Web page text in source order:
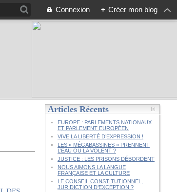
Connexion + Créer mon blog
Articles Récents
EUROPE : PARLEMENTS NATIONAUX
ET PARLEMENT EUROPÉEN
VIVE LA LIBERTÉ D’EXPRESSION !
LES « MÉGABASSINES » PRENNENT
L’EAU OU LA VOLENT ?
JUSTICE : LES PRISONS DÉBORDENT
NOUS AIMONS LA LANGUE
FRANÇAISE ET LA CULTURE
LE CONSEIL CONSTITUTIONNEL,
JURIDICTION D’EXCEPTION ?